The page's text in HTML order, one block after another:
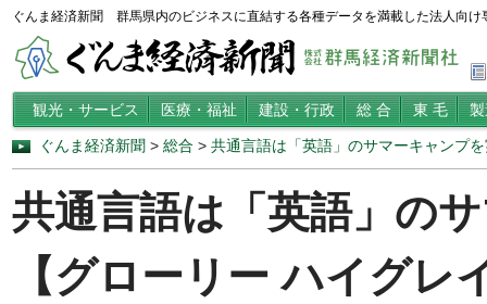
ぐんま経済新聞 群馬県内のビジネスに直結する各種データを満載した法人向け
観光・サービス 医療・福祉 建設・行政 総 合 東 毛
ぐんま経済新聞 > 総合 > 共通言語は「英語」のサマーキャンプ
共通言語は「英語」の
【グローリー ハイグレ